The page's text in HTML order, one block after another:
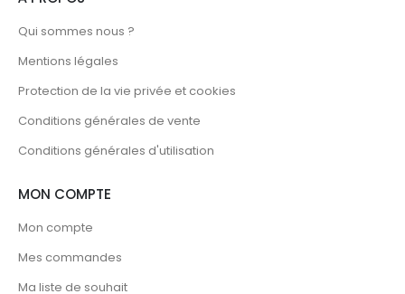
Qui sommes nous ?
Mentions légales
Protection de la vie privée et cookies
Conditions générales de vente
Conditions générales d'utilisation
MON COMPTE
Mon compte
Mes commandes
Ma liste de souhait